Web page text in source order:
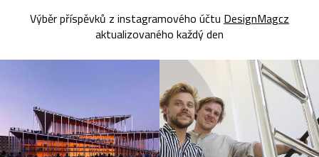
Výběr příspěvků z instagramového účtu DesignMagcz
aktualizovaného každý den